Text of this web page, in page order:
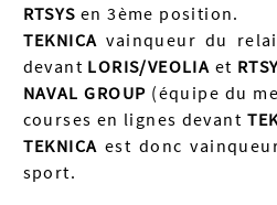
RTSYS en 3ème position.
TEKNICAvainqueur du
devant LORIS/VEOLIA et
NAVAL GROUP (équipe du
courses en lignes devant
TEKNICA est donc
sport.